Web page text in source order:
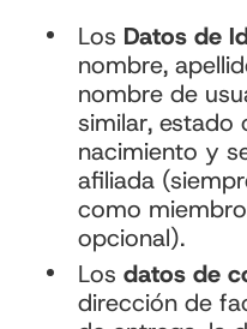
Los Datos de
nombre,
nombre de
similar, estado
nacimiento y
afiliada
como
opcional).
Los datos de
dirección de